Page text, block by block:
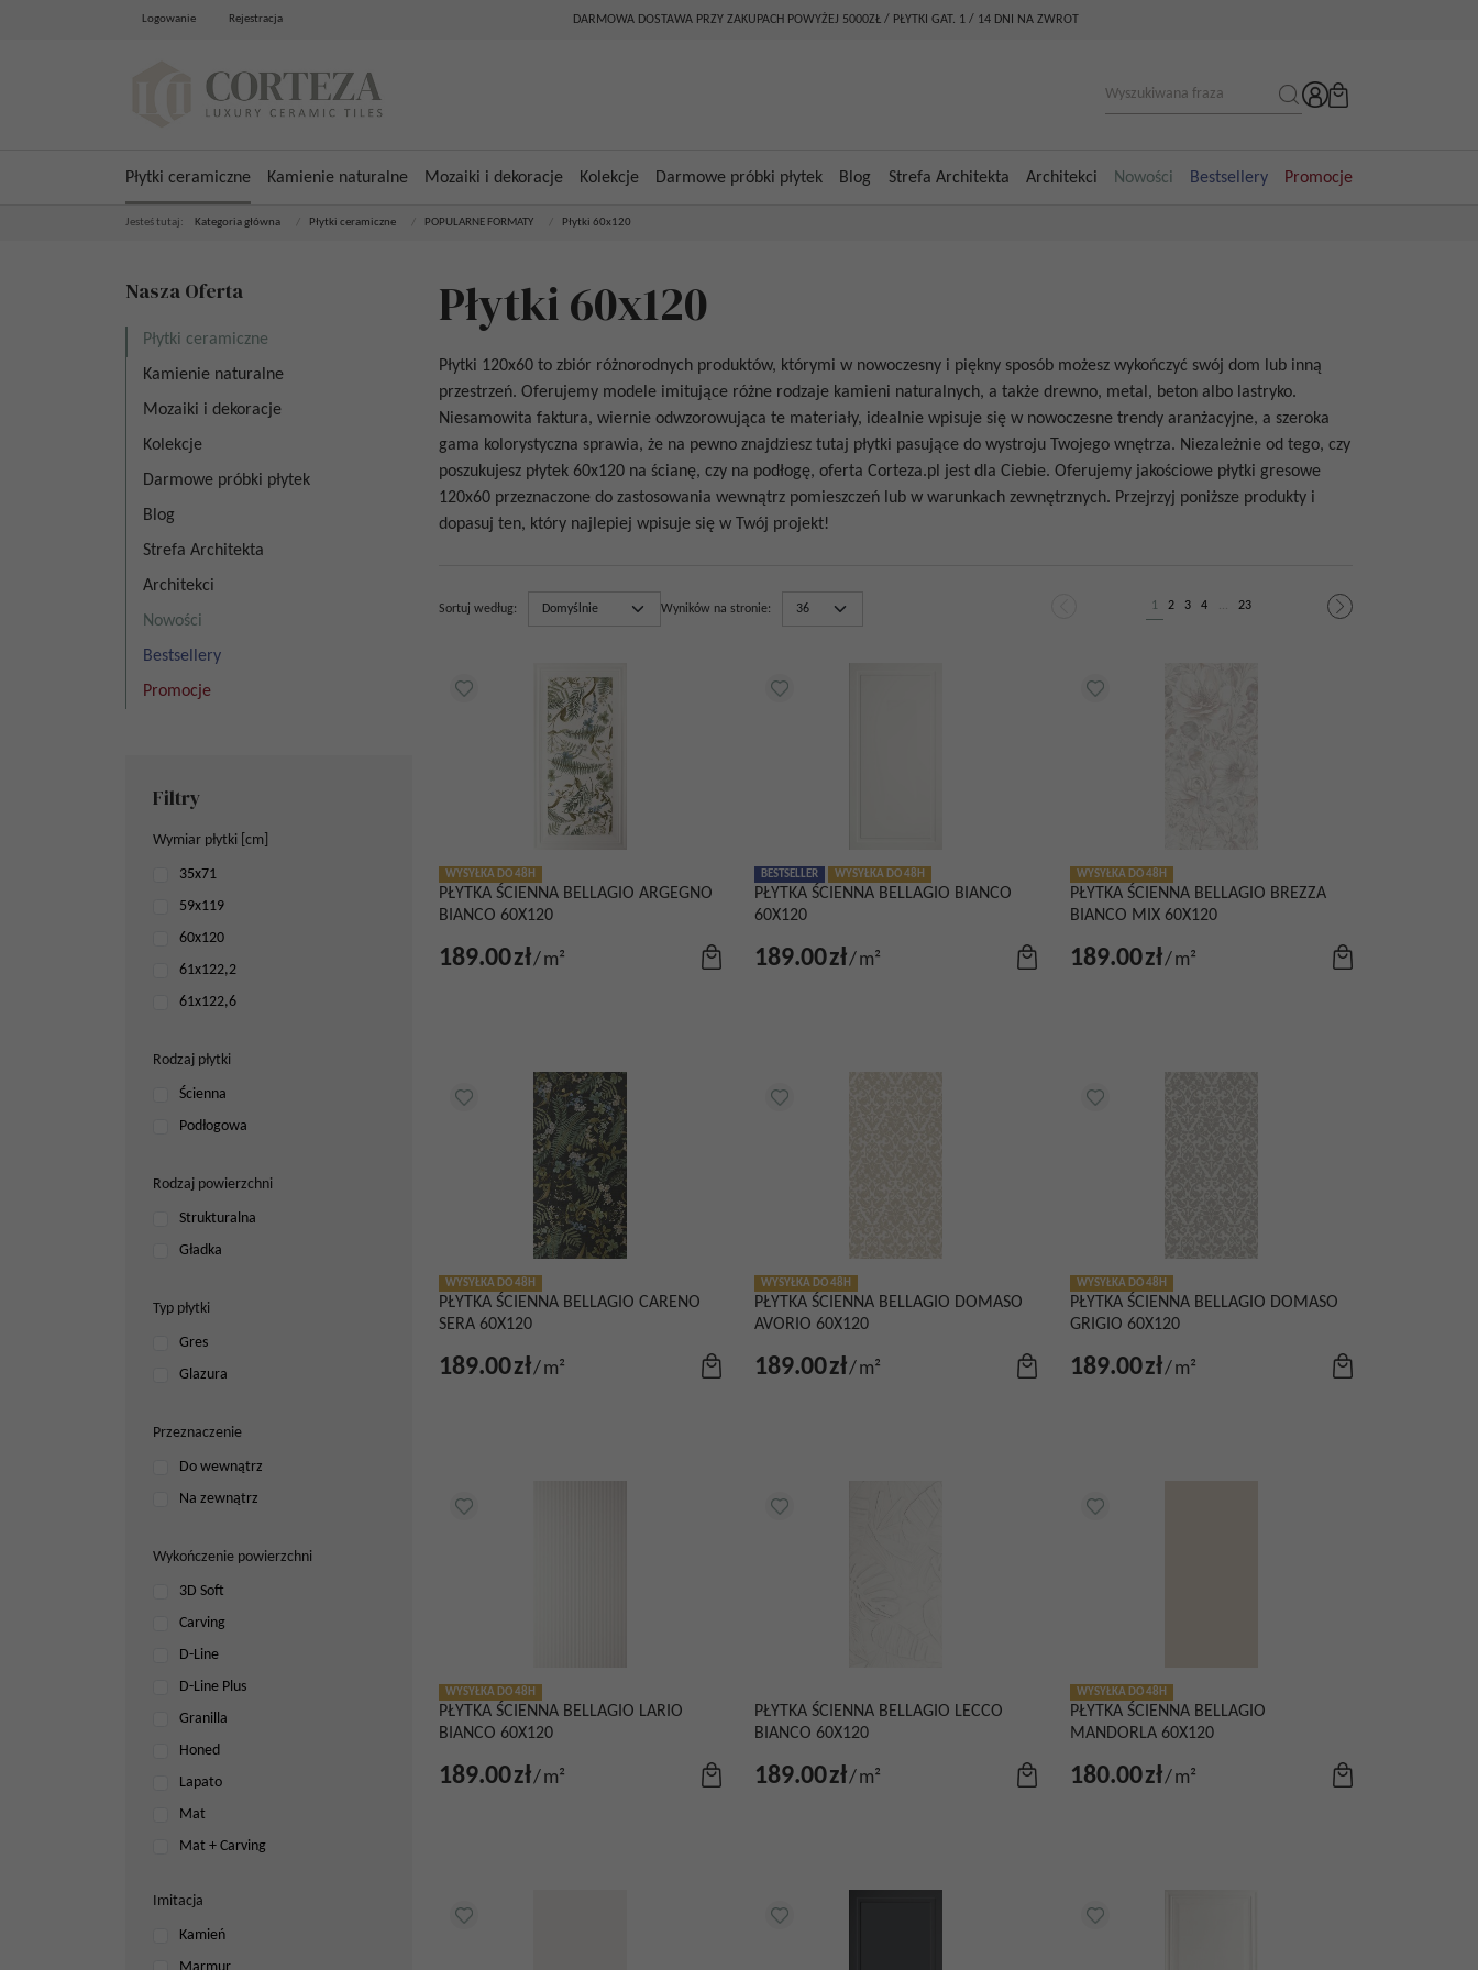
Logowanie Rejestracja DARMOWA DOSTAWA PRZY ZAKUPACH POWYŻEJ 5000ZŁ / PŁYTKI GAT. 1 / 14 DNI NA ZWROT
Płytki ceramiczne Kamienie naturalne Mozaiki i dekoracje Kolekcje Darmowe próbki płytek Blog Strefa Architekta Architekci Nowości Bestsellery Promocje
Jesteś tutaj: Kategoria główna Płytki ceramiczne POPULARNE FORMATY Płytki 60x120
Płytki 60x120
Płytki 120x60 to zbiór różnorodnych produktów, którymi w nowoczesny i piękny sposób możesz wykończyć swój dom lub inną
przestrzeń. Oferujemy modele imitujące różne rodzaje kamieni naturalnych, a także drewno, metal, beton albo lastryko.
Niesamowita faktura, wiernie odwzorowująca te materiały, idealnie wpisuje się w nowoczesne trendy aranżacyjne, a szeroka
gama kolorystyczna sprawia, że na pewno znajdziesz tutaj płytki pasujące do wystroju Twojego wnętrza. Niezależnie od tego, czy
poszukujesz płytek 60x120 na ścianę, czy na podłogę, oferta Corteza.pl jest dla Ciebie. Oferujemy jakościowe płytki gresowe
120x60 przeznaczone do zastosowania wewnątrz pomieszczeń lub w warunkach zewnętrznych. Przejrzyj poniższe produkty i
dopasuj ten, który najlepiej wpisuje się w Twój projekt!
Sortuj według: Wyników na stronie: 1 2 3 4 ... 23
WYSYŁKA DO 48H
PŁYTKA ŚCIENNA BELLAGIO ARGEGNO
BIANCO 60X120
189.00zł/ m²
BESTSELLER WYSYŁKA DO 48H
PŁYTKA ŚCIENNA BELLAGIO BIANCO
60X120
189.00zł/ m²
WYSYŁKA DO 48H
PŁYTKA ŚCIENNA BELLAGIO BREZZA
BIANCO MIX 60X120
189.00zł/ m²
WYSYŁKA DO 48H
PŁYTKA ŚCIENNA BELLAGIO CARENO
SERA 60X120
189.00zł/ m²
WYSYŁKA DO 48H
PŁYTKA ŚCIENNA BELLAGIO DOMASO
AVORIO 60X120
189.00zł/ m²
WYSYŁKA DO 48H
PŁYTKA ŚCIENNA BELLAGIO DOMASO
GRIGIO 60X120
189.00zł/ m²
WYSYŁKA DO 48H
PŁYTKA ŚCIENNA BELLAGIO LARIO
BIANCO 60X120
189.00zł/ m²
PŁYTKA ŚCIENNA BELLAGIO LECCO
BIANCO 60X120
189.00zł/ m²
WYSYŁKA DO 48H
PŁYTKA ŚCIENNA BELLAGIO
MANDORLA 60X120
180.00zł/ m²
Nasza Oferta
Płytki ceramiczne
Kamienie naturalne
Mozaiki i dekoracje
Kolekcje
Darmowe próbki płytek
Blog
Strefa Architekta
Architekci
Nowości
Bestsellery
Promocje
Filtry
Wymiar płytki [cm]
35x71
59x119
60x120
61x122,2
61x122,6
Rodzaj płytki
Ścienna
Podłogowa
Rodzaj powierzchni
Strukturalna
Gładka
Typ płytki
Gres
Glazura
Przeznaczenie
Do wewnątrz
Na zewnątrz
Wykończenie powierzchni
3D Soft
Carving
D-Line
D-Line Plus
Granilla
Honed
Lapato
Mat
Mat + Carving
Metalic
Metalshine
Imitacja
Kamień